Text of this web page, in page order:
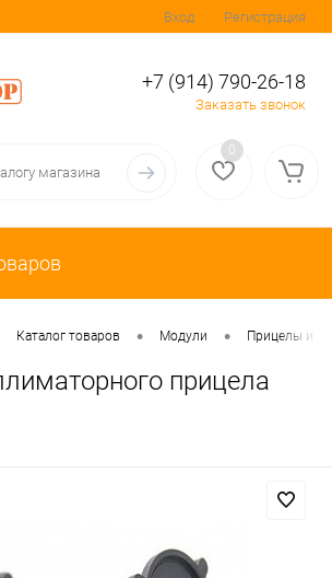
Вход Регистрация
+7 (914) 790-26-18
Заказать звонок
0
Каталог товаров • Модули • Прицелы и
прицела